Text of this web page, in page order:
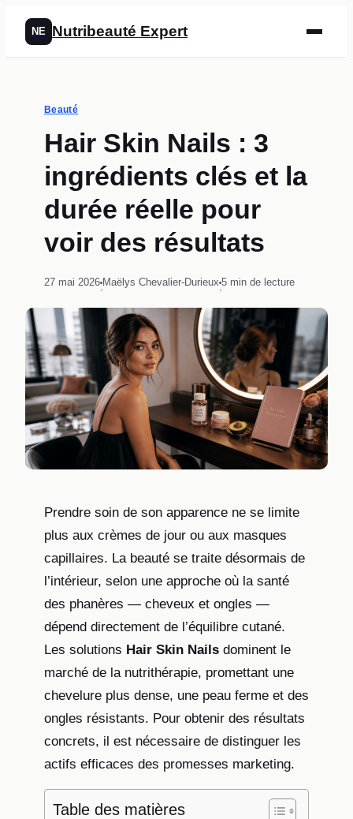
NE Nutribeauté Expert
Beauté
Hair Skin Nails : 3
ingrédients clés et la
durée réelle pour
voir des résultats
27 mai 2026
·
Maëlys Chevalier-Durieux
·
5 min de lecture
Prendre soin de son apparence ne se limite
plus aux crèmes de jour ou aux masques
capillaires. La beauté se traite désormais de
l’intérieur, selon une approche où la santé
des phanères — cheveux et ongles —
dépend directement de l’équilibre cutané.
Les solutions Hair Skin Nails dominent le
marché de la nutrithérapie, promettant une
chevelure plus dense, une peau ferme et des
ongles résistants. Pour obtenir des résultats
concrets, il est nécessaire de distinguer les
actifs efficaces des promesses marketing.
Table des matières